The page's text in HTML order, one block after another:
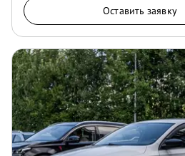
Оставить заявку